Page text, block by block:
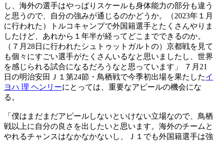
し、海外の選手はやっぱりスケールも身体能力の部分も違う
と思うので、自分の強みが通じるのかどうか。（2023年１月
に行われた）トルコキャンプで外国籍選手とたくさんやりま
したけど、あれから１年半が経ってどこまでできるのか。
（７月28日に行われたシュトゥットガルトの）京都戦を見て
も個々にすごい選手がたくさんいるなと思いましたし、世界
を感じられる試合になるだろうなと思っています」 ７月21
日の明治安田Ｊ１第24節・鳥栖戦で今季初出場を果たしたイ
ヨハ 理 ヘンリーにとっては、重要なアピールの機会にな
る。
「僕はまだまだアピールしないといけない立場なので、鳥栖
戦以上に自分の良さを出したいと思います。海外のチームと
やれるチャンスはなかなかないし、Ｊ１でも外国籍選手は強